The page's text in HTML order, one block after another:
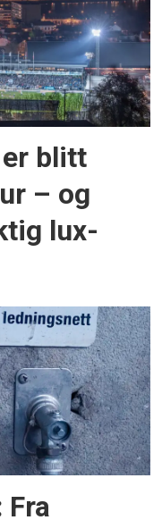
blitt
– og
lux-
Fra